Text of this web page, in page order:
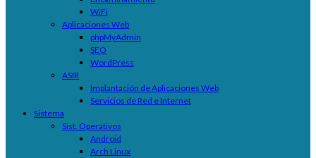
WiFi
Aplicaciones Web
phpMyAdmin
SEO
WordPress
ASIR
Implantación de Aplicaciones Web
Servicios de Red e Internet
Sistema
Sist. Operativos
Android
Arch Linux